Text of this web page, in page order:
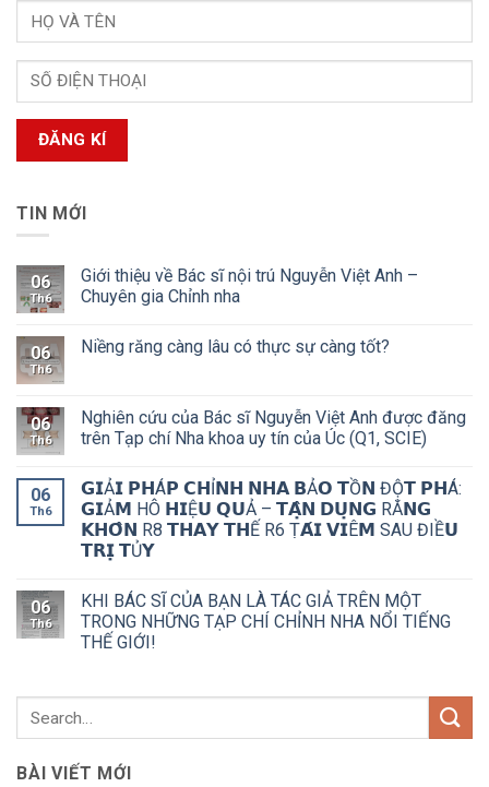
TIN MỚI
06
Th6
Giới thiệu về Bác sĩ nội trú Nguyễn Việt Anh –
Chuyên gia Chỉnh nha
06
Th6
Niềng răng càng lâu có thực sự càng tốt?
06
Th6
Nghiên cứu của Bác sĩ Nguyễn Việt Anh được đăng
trên Tạp chí Nha khoa uy tín của Úc (Q1, SCIE)
06
Th6
𝗚𝗜Ả𝗜 𝗣𝗛Á𝗣 𝗖𝗛Ỉ𝗡𝗛 𝗡𝗛𝗔 𝗕Ả𝗢 𝗧Ồ𝗡 ĐỘ̣𝗧 𝗣𝗛Á:
𝗚𝗜Ả𝗠 HÔ 𝗛𝗜Ệ𝗨 𝗤𝗨Ả – 𝗧𝗔̣̂𝗡 𝗗𝗨̣𝗡𝗚 RĂ𝗡𝗚
𝗞𝗛𝗢̂𝗡 R8 𝗧𝗛𝗔𝗬 𝗧𝗛Ế R6 Ṭ𝗔́𝗜 𝗩𝗜Ê𝗠 SAU ĐIỀ𝗨
𝗧𝗥𝗜̣ 𝗧Ủ𝗬
06
Th6
KHI BÁC SĨ CỦA BẠN LÀ TÁC GIẢ TRÊN MỘT
TRONG NHỮNG TẠP CHÍ CHỈNH NHA NỔI TIẾNG
THẾ GIỚI!
BÀI VIẾT MỚI